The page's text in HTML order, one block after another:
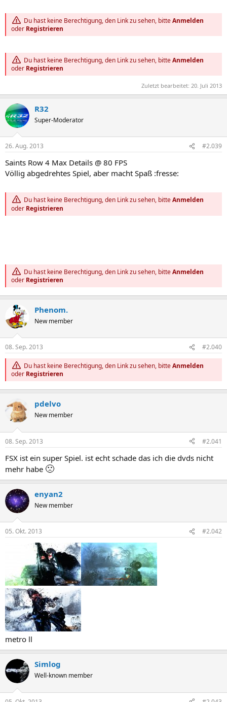
Du hast keine Berechtigung, den Link zu sehen, bitteAnmelden
oder Registrieren
Du hast keine Berechtigung, den Link zu sehen, bitteAnmelden
oder Registrieren
Zuletzt bearbeitet: 20. Juli 2013
R32
Super-Moderator
26. Aug. 2013 #2.039
Saints Row 4 Max Details @ 80 FPS
Völlig abgedrehtes Spiel, aber macht Spaß :fresse:
Du hast keine Berechtigung, den Link zu sehen, bitteAnmelden
oder Registrieren
Du hast keine Berechtigung, den Link zu sehen, bitteAnmelden
oder Registrieren
Phenom.
New member
08. Sep. 2013 #2.040
Du hast keine Berechtigung, den Link zu sehen, bitteAnmelden
oder Registrieren
pdelvo
New member
08. Sep. 2013 #2.041
FSX ist ein super Spiel. ist echt schade das ich die dvds nicht
mehr habe 🙁
enyan2
New member
05. Okt. 2013 #2.042
metro ll
Simlog
Well-known member